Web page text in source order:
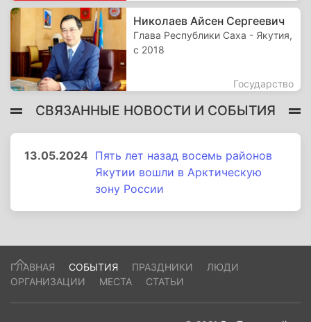
Николаев Айсен Сергеевич
Глава Республики Саха - Якутия,
с 2018
Государство
СВЯЗАННЫЕ НОВОСТИ И СОБЫТИЯ
13.05.2024 Пять лет назад восемь районов
Якутии вошли в Арктическую
зону России
ГЛАВНАЯ СОБЫТИЯ ПРАЗДНИКИ
ЛЮДИ
ОРГАНИЗАЦИИ
МЕСТА СТАТЬИ